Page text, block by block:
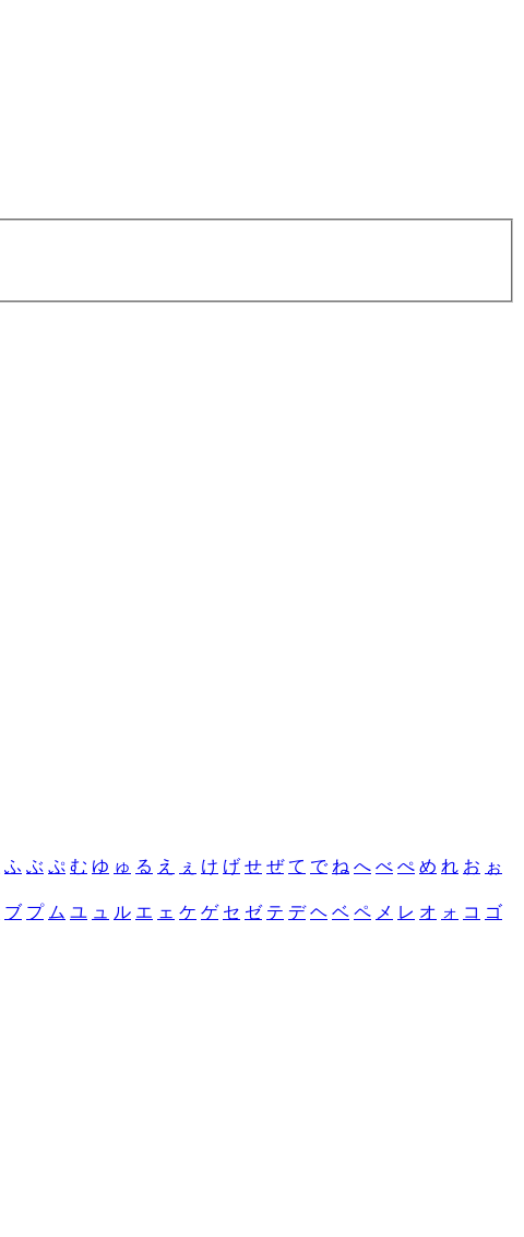
ふ ぶ ぷ む ゆ ゅ る え ぇ け げ せ ぜ て で ね へ べ ぺ め れ お ぉ
ブ プ ム ユ ュ ル エ ェ ケ ゲ セ ゼ テ デ ヘ ベ ペ メ レ オ ォ コ ゴ